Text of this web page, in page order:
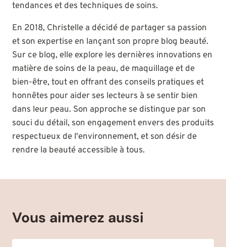
tendances et des techniques de soins.
En 2018, Christelle a décidé de partager sa passion
et son expertise en lançant son propre blog beauté.
Sur ce blog, elle explore les dernières innovations en
matière de soins de la peau, de maquillage et de
bien-être, tout en offrant des conseils pratiques et
honnêtes pour aider ses lecteurs à se sentir bien
dans leur peau. Son approche se distingue par son
souci du détail, son engagement envers des produits
respectueux de l'environnement, et son désir de
rendre la beauté accessible à tous.
Vous aimerez aussi